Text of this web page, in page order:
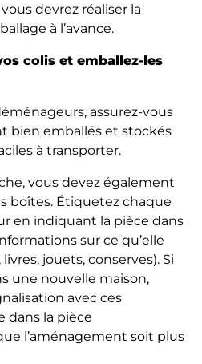
devrez réaliser la
à l’avance.
colis et emballez-les
assurez-vous
bien emballés et stockés
à transporter.
vous devez également
boîtes. Étiquetez chaque
en indiquant la pièce dans
sur ce qu’elle
jouets, conserves). Si
une nouvelle maison,
avec ces
dans la pièce
l’aménagement soit plus